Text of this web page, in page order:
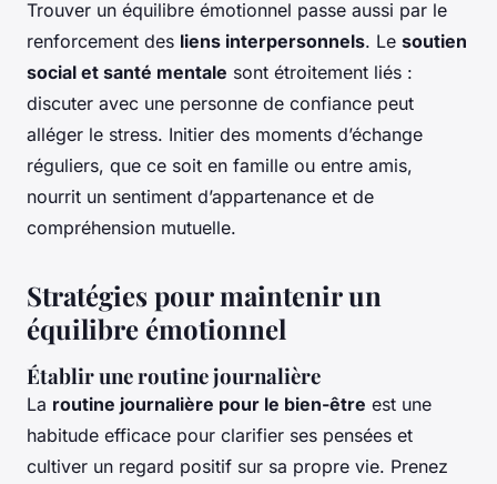
Trouver un équilibre émotionnel passe aussi par le
renforcement des liens interpersonnels. Le soutien
social et santé mentale sont étroitement liés :
discuter avec une personne de confiance peut
alléger le stress. Initier des moments d’échange
réguliers, que ce soit en famille ou entre amis,
nourrit un sentiment d’appartenance et de
compréhension mutuelle.
Stratégies pour maintenir un
équilibre émotionnel
Établir une routine journalière
La routine journalière pour le bien-être est une
habitude efficace pour clarifier ses pensées et
cultiver un regard positif sur sa propre vie. Prenez